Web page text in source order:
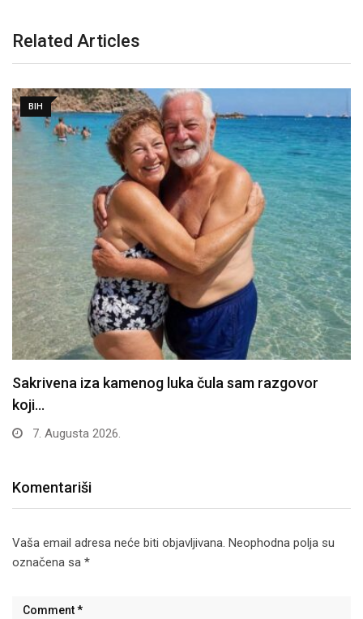
Related Articles
BIH
Sakrivena iza kamenog luka čula sam razgovor
koji…
7. Augusta 2026.
Komentariši
Vaša email adresa neće biti objavljivana. Neophodna polja su
označena sa *